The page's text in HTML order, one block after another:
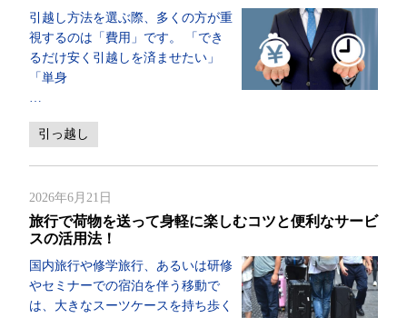
引越し方法を選ぶ際、多くの方が重
視するのは「費用」です。 「でき
るだけ安く引越しを済ませたい」
「単身
…
引っ越し
2026年6月21日
旅行で荷物を送って身軽に楽しむコツと便利なサービ
スの活用法！
国内旅行や修学旅行、あるいは研修
やセミナーでの宿泊を伴う移動で
は、大きなスーツケースを持ち歩く